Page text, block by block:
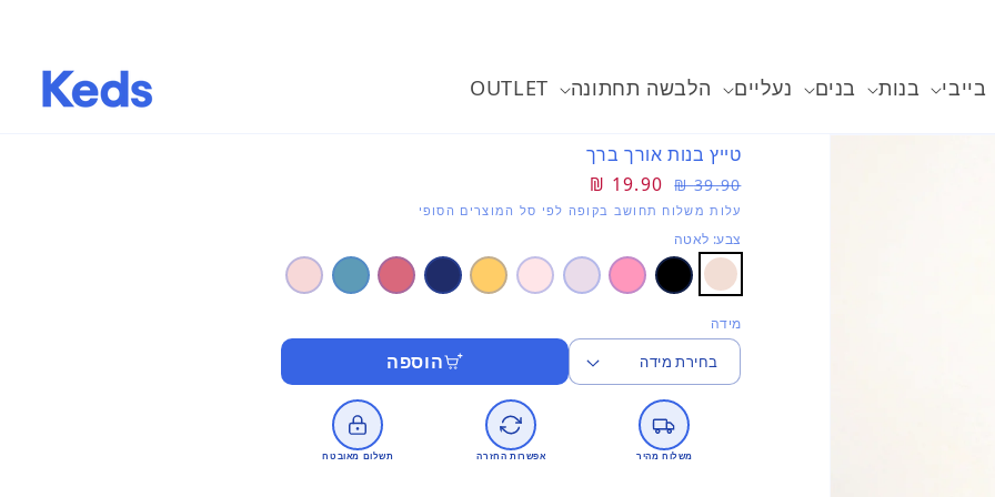
בייבי בנות בנים נעליים הלבשה תחתונה OUTLET
טייץ בנות אורך ברך
מחיר
רגיל
39.90 ₪
מחיר
מבצע
19.90 ₪
עלות משלוח תחושב בקופה לפי סל המוצרים הסופי
צבע: לאטה
מידה
הוספה
משלוח מהיר אפשרות החזרה תשלום מאובטח